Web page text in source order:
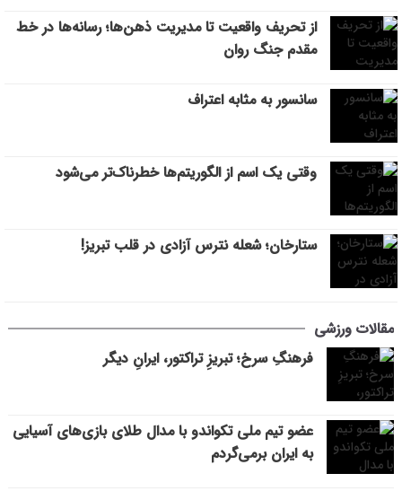
از تحریف واقعیت تا مدیریت ذهن‌ها؛ رسانه‌ها در خط
مقدم جنگ روان
سانسور به مثابه اعتراف
وقتی یک اسم از الگوریتم‌ها خطرناک‌تر می‌شود
ستارخان؛ شعله نترس آزادی در قلب تبریز!
مقالات ورزشی
فرهنگِ سرخ؛ تبریزِ تراکتور، ایرانِ دیگر
عضو تیم ملی تکواندو با مدال طلای بازی‌های آسیایی
به ایران برمی‌گردم